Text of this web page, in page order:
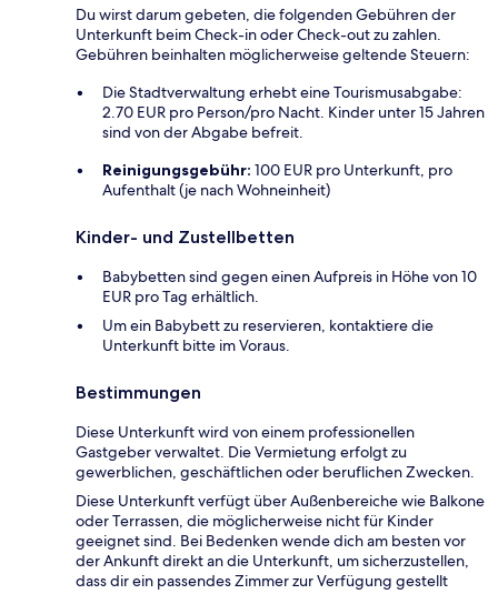
Du wirst darum gebeten, die folgenden Gebühren der
Unterkunft beim Check-in oder Check-out zu zahlen.
Gebühren beinhalten möglicherweise geltende Steuern:
Die Stadtverwaltung erhebt eine Tourismusabgabe:
2.70 EUR pro Person/pro Nacht. Kinder unter 15 Jahren
sind von der Abgabe befreit.
Reinigungsgebühr: 100 EUR pro Unterkunft, pro
Aufenthalt (je nach Wohneinheit)
Kinder- und Zustellbetten
Babybetten sind gegen einen Aufpreis in Höhe von 10
EUR pro Tag erhältlich.
Um ein Babybett zu reservieren, kontaktiere die
Unterkunft bitte im Voraus.
Bestimmungen
Diese Unterkunft wird von einem professionellen
Gastgeber verwaltet. Die Vermietung erfolgt zu
gewerblichen, geschäftlichen oder beruflichen Zwecken.
Diese Unterkunft verfügt über Außenbereiche wie Balkone
oder Terrassen, die möglicherweise nicht für Kinder
geeignet sind. Bei Bedenken wende dich am besten vor
der Ankunft direkt an die Unterkunft, um sicherzustellen,
dass dir ein passendes Zimmer zur Verfügung gestellt